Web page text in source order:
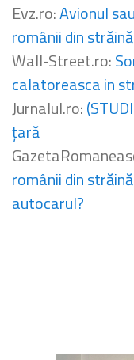
Evz.ro:Avionul
românii din
Wall-Street.ro:
calatoreasca in
Jurnalul.ro:
ţară
românii din
autocarul?